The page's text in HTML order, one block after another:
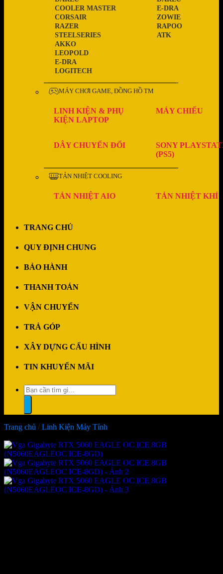
LOGITECH
E-DRA
LEOPOLD
AKKO
STEELSERIES
RAZER
CORSAIR
COOLER MASTER
ATK
RAPOO
ZOWIE
E-DRA
MÁY CHƠI GAME, ĐỒNG HỒ TM
LINH KIỆN & PHỤ
KIỆN LAPTOP
MÁY CHIẾU
DÂY CHUYỂN ĐỔI
SONY
(PS5)
TẢN NHIỆT COOLING
TẢN NHIỆT AIO TẢN NHIỆT KHÍ
TRANG CHỦ
QUY ĐỊNH CHUNG
BẢO HÀNH
THANH TOÁN
VẬN CHUYỂN
TRẢ GÓP
XÂY DỰNG CẤU HÌNH
TIN KHUYẾN MÃI
Tìm
kiếm:
Trang chủ / Linh Kiện Máy Tính